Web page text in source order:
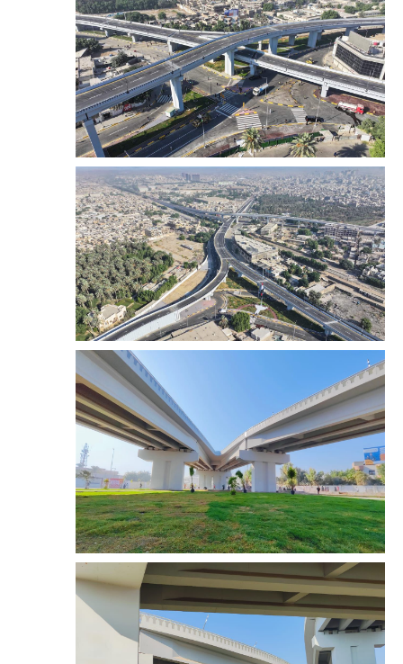
المرحلة الاعدادية
دروس
المرحلة الابتدائية
المرحلة المتوسطة
المرحلة الاعدادية
مواضيع انشاء
المرحلة الابتدائية
المرحلة المتوسطة
المرحلة الاعدادية
الجامعات
اخبار وقرارات وزارة التعليم
العالي
استمارة القبول المركزي
نتائج القبول المركزي
الطقس
العطل